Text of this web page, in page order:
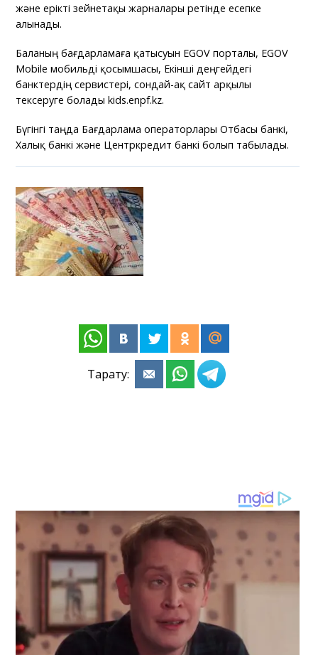
және ерікті зейнетақы жарналары ретінде есепке
алынады.
Баланың бағдарламаға қатысуын EGOV порталы, EGOV
Mobile мобильді қосымшасы, Екінші деңгейдегі
банктердің сервистері, сондай-ақ сайт арқылы
тексеруге болады kids.enpf.kz.
Бүгінгі таңда Бағдарлама операторлары Отбасы банкі,
Халық банкі және Центркредит банкі болып табылады.
Тарату: